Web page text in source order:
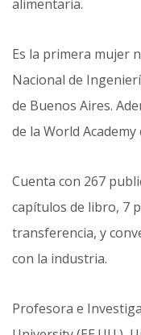
alimentaria.
Es la primera mujer
Nacional de
de Buenos Aires.
de la World Academy
Cuenta con 267
capítulos de libro, 7
transferencia, y
con la industria.
Profesora e